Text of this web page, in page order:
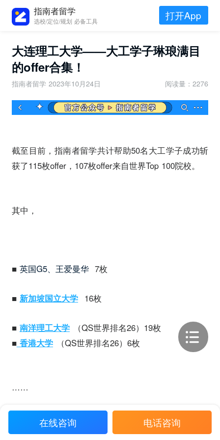
指南者留学
选校/定位/规划 必备工具 打开App
大连理工大学——大工学子琳琅满目
的offer合集！
指南者留学 2023年10月24日 阅读量：2276
截至目前，指南者留学共计帮助50名大工学子成功斩
获了115枚offer，107枚offer来自世界Top 100院校。
其中，
■ 英国G5、王爱曼华 7枚
■ 新加坡国立大学 16枚
■ 南洋理工大学
（QS世界排名26）19枚
■ 香港大学 （QS世界排名26）6枚
……
那么作为大工er，在哪里可以了解到同校同学的成功
在线咨询 电话咨询